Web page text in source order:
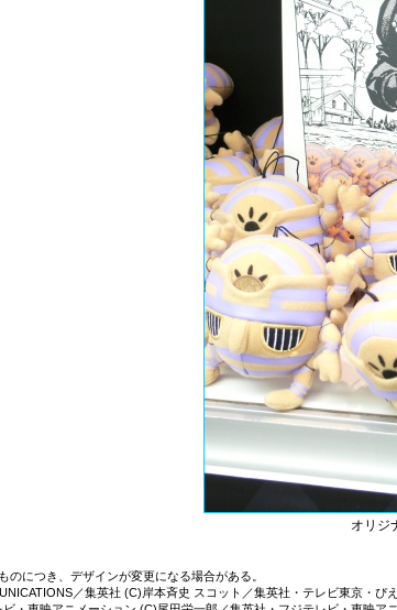
オリジ
につき、デザインが変更になる場合がある。
／集英社 (C)岸本斉史 スコット／集英社・テレビ東京・